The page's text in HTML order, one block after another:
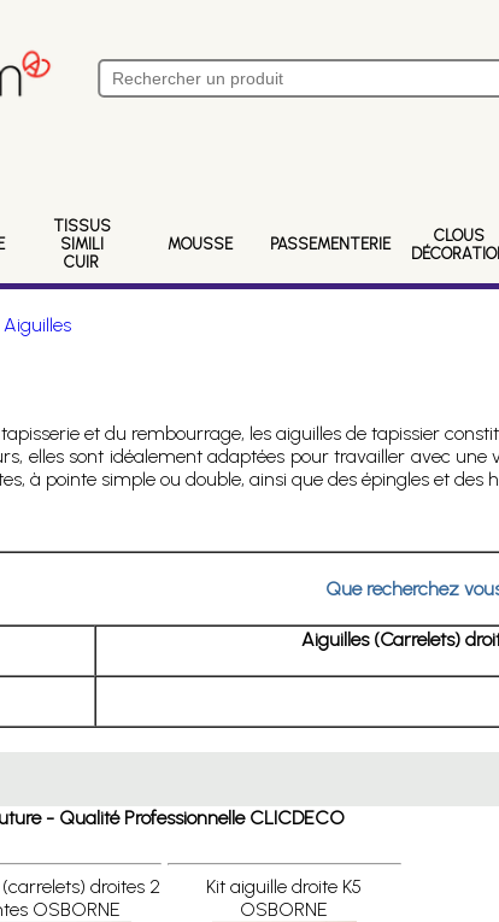
TISSUS
SIMILI
CUIR
MOUSSE PASSEMENTERIE
CLOUS
Aiguilles
et du rembourrage, les aiguilles de tapissier
elles sont idéalement adaptées pour travailler avec
à pointe simple ou double, ainsi que des épingles et des
Que recherchez
Aiguilles (Carrelets)
- Qualité Professionnelle CLICDECO
droites 2
OSBORNE
Kit aiguille droite K5
OSBORNE